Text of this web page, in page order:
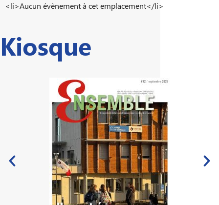
<li>Aucun évènement à cet emplacement</li>
Kiosque